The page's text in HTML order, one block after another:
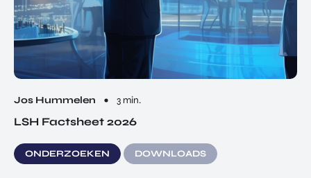
Jos Hummelen 3 min.
LSH Factsheet 2026
ONDERZOEKEN DOWNLOADS